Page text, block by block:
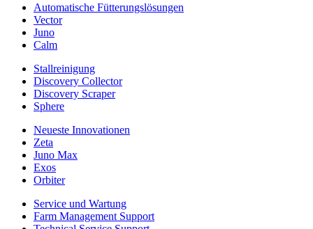
Automatische Fütterungslösungen
Vector
Juno
Calm
Stallreinigung
Discovery Collector
Discovery Scraper
Sphere
Neueste Innovationen
Zeta
Juno Max
Exos
Orbiter
Service und Wartung
Farm Management Support